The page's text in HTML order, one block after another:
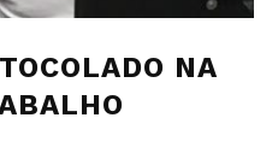
NA